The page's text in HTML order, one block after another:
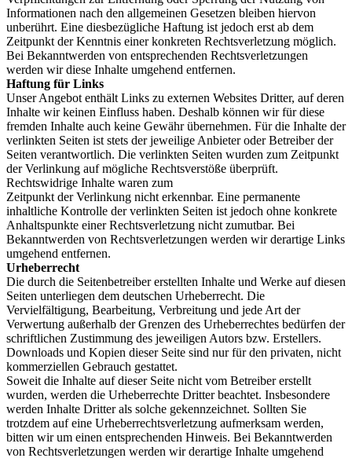
Informationen nach den allgemeinen Gesetzen bleiben hiervon
unberührt. Eine diesbezügliche Haftung ist jedoch erst ab dem
Zeitpunkt der Kenntnis einer konkreten Rechtsverletzung möglich.
Bei Bekanntwerden von entsprechenden Rechtsverletzungen
werden wir diese Inhalte umgehend entfernen.
Haftung für Links
Unser Angebot enthält Links zu externen Websites Dritter, auf deren
Inhalte wir keinen Einfluss haben. Deshalb können wir für diese
fremden Inhalte auch keine Gewährübernehmen. Für die Inhalte der
verlinkten Seiten ist stets der jeweilige Anbieter oderBetreiber der
Seiten verantwortlich. Die verlinkten Seiten wurden zum Zeitpunkt
derVerlinkung auf mögliche Rechtsverstöße überprüft.
Rechtswidrige Inhalte waren zum
Zeitpunkt der Verlinkung nicht erkennbar. Eine permanente
inhaltliche Kontrolle der verlinkten Seiten ist jedoch ohne konkrete
Anhaltspunkte einer Rechtsverletzung nicht zumutbar. Bei
Bekanntwerden von Rechtsverletzungen werden wir derartige Links
umgehend entfernen.
Urheberrecht
Die durch die Seitenbetreiber erstellten Inhalte und Werke auf diesen
Seiten unterliegen dem deutschen Urheberrecht. Die
Vervielfältigung, Bearbeitung, Verbreitung und jede Art der
Verwertung außerhalb der Grenzen des Urheberrechtes bedürfen der
schriftlichen Zustimmung des jeweiligen Autors bzw. Erstellers.
Downloads und Kopien dieser Seite sind nur für den privaten, nicht
kommerziellen Gebrauch gestattet.
Soweit die Inhalte auf dieser Seite nicht vom Betreiber erstellt
wurden, werden die Urheberrechte Dritter beachtet. Insbesondere
werden Inhalte Dritter als solche gekennzeichnet. Sollten Sie
trotzdem auf eine Urheberrechtsverletzung aufmerksam werden,
bitten wir um einen entsprechenden Hinweis. Bei Bekanntwerden
von Rechtsverletzungen werden wir derartige Inhalte umgehend